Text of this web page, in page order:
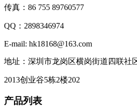
传真：86 755 89760577
QQ：2898346974
E-mail: hk18168@163.com
地址：深圳市龙岗区横岗街道四联社
2013创业谷5栋2楼202
产品列表